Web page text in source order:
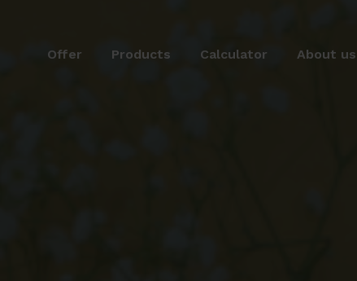
Offer Products Calculator About us